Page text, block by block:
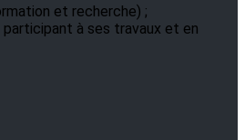
et recherche) ;
à ses travaux et en